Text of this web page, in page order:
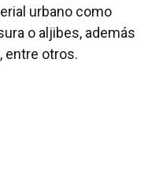
urbano como
o aljibes, además
entre otros.